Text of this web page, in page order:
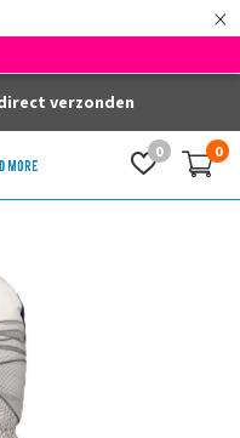
×
0 0
verzonden